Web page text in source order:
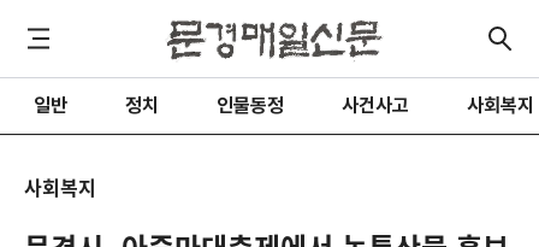
일반 정치 인물동정 사건사고 사회복지
사회복지